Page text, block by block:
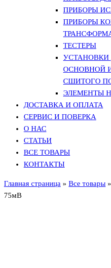
ПРИБОРЫ
ПРИБОРЫ
ТЕСТЕРЫ
ОСНОВНОЙ
СШИТОГО
ЭЛЕМЕНТЫ
ДОСТАВКА И ОПЛАТА
СЕРВИС И ПОВЕРКА
О НАС
СТАТЬИ
ВСЕ ТОВАРЫ
КОНТАКТЫ
Главная страница » Все товары »
75мВ